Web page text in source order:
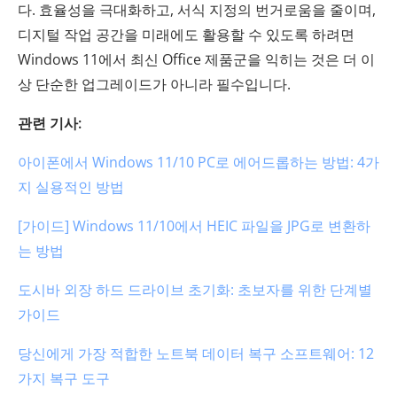
다. 효율성을 극대화하고, 서식 지정의 번거로움을 줄이며,
디지털 작업 공간을 미래에도 활용할 수 있도록 하려면
Windows 11에서 최신 Office 제품군을 익히는 것은 더 이
상 단순한 업그레이드가 아니라 필수입니다.
관련 기사:
아이폰에서 Windows 11/10 PC로 에어드롭하는 방법: 4가
지 실용적인 방법
[가이드] Windows 11/10에서 HEIC 파일을 JPG로 변환하
는 방법
도시바 외장 하드 드라이브 초기화: 초보자를 위한 단계별
가이드
당신에게 가장 적합한 노트북 데이터 복구 소프트웨어: 12
가지 복구 도구